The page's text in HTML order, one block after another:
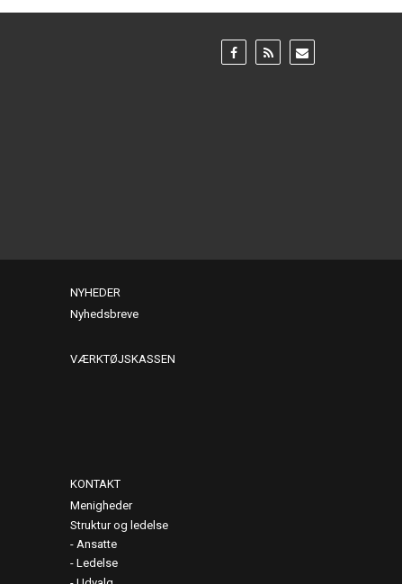
Gå
til:
Gå
til:
Gå
til:
NYHEDER
Nyhedsbreve
VÆRKTØJSKASSEN
KONTAKT
Menigheder
Struktur og ledelse
Ansatte
Ledelse